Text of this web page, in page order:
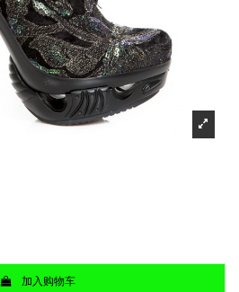
加入购物车